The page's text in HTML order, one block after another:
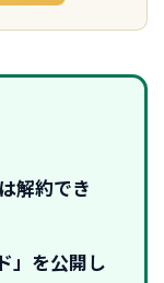
解約でき
」を公開し